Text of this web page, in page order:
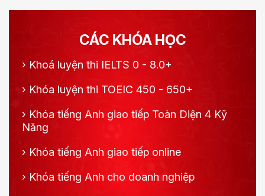
CÁC KHÓA HỌC
› Khoá luyện thi IELTS 0 - 8.0+
› Khóa luyện thi TOEIC 450 - 650+
› Khóa tiếng Anh giao tiếp Toàn Diện 4 Kỹ
Năng
› Khóa tiếng Anh giao tiếp online
› Khóa tiếng Anh cho doanh nghiệp